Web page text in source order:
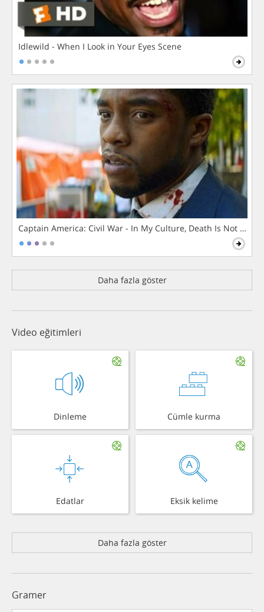
Idlewild - When I Look in Your Eyes Scene
Captain America: Civil War - In My Culture, Death Is Not The
Daha fazla göster
Video eğitimleri
Dinleme Cümle kurma
Edatlar Eksik kelime
Daha fazla göster
Gramer